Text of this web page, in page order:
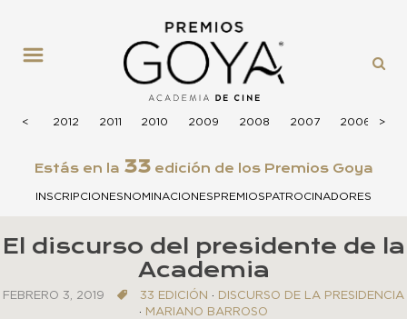
<
<
2013 2012 2011 2010 2009 2008 2007 2006 >
>
Estás en la 33edición de los Premios Goya
INSCRIPCIONESNOMINACIONESPREMIOSPATROCINADORES
El discurso del presidente de la
Academia
FEBRERO 3, 2019 33 EDICIÓN · DISCURSO DE LA PRESIDENCIA
· MARIANO BARROSO